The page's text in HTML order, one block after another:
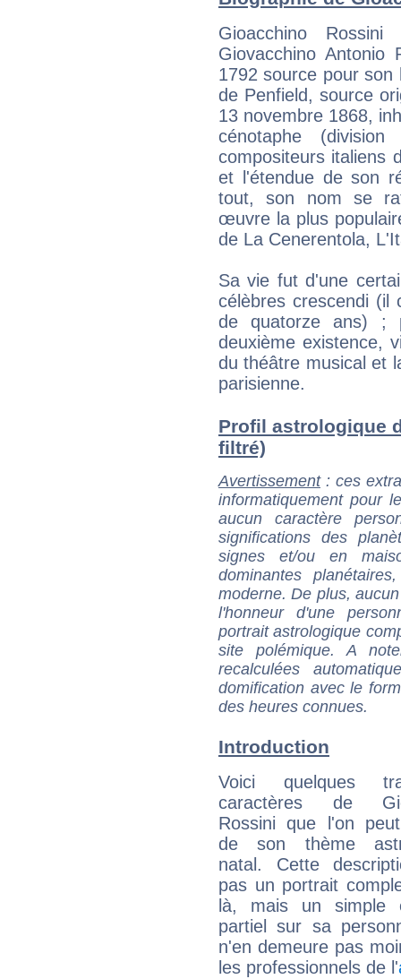
Gioacchino
Giovacchino
1792 source pour son
de Penfield, source
13 novembre 1868,
cénotaphe
compositeurs italiens
et l'étendue de son
tout, son nom se
œuvre la plus
de La Cenerentola,
Sa vie fut d'une
célèbres crescendi (il
de quatorze ans) ;
deuxième existence,
du théâtre musical et
parisienne.
Profil astrologique
filtré)
Avertissement: ces
informatiquement pour
aucun caractère
significations des
signes et/ou en
dominantes
moderne. De plus,
l'honneur d'une
portrait astrologique
site polémique. A
recalculées
domification avec le
des heures connues.
Introduction
Voici quelques
caractères de
Rossini que l'on
de son thème
natal. Cette
pas un portrait
là, mais un simple
partiel sur sa
n'en demeure pas
les professionnels de l'